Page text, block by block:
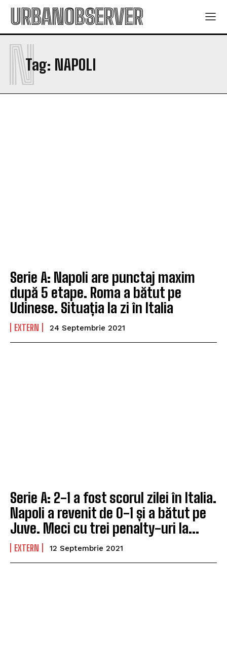
URBANOBSERVER
Tag: NAPOLI
N
Serie A: Napoli are punctaj maxim
după 5 etape. Roma a bătut pe
Udinese. Situația la zi în Italia
EXTERN 24 Septembrie 2021
Serie A: 2-1 a fost scorul zilei în Italia.
Napoli a revenit de 0-1 și a bătut pe
Juve. Meci cu trei penalty-uri la...
EXTERN 12 Septembrie 2021